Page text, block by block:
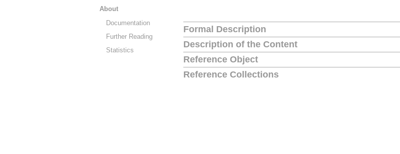
About
Documentation
Further Reading
Statistics
Formal Description
Description of the Content
Reference Object
Reference Collections